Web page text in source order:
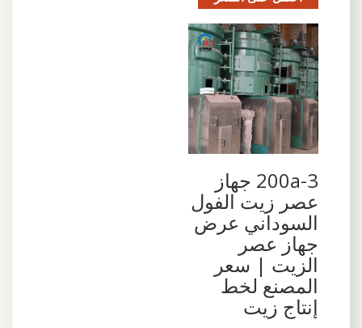
200a-3 جهاز
عصر زيت الفول
السوداني عرض
جهاز عصر
الزيت | سعر
المصنع لخط
إنتاج زيت